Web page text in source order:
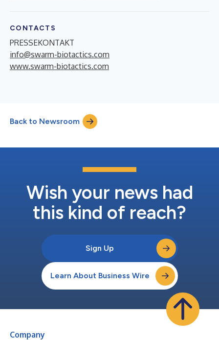
CONTACTS
PRESSEKONTAKT
info@swarm-biotactics.com
www.swarm-biotactics.com
Back to Newsroom
Wish your news had
this kind of reach?
Sign Up
Learn About Business Wire
Company